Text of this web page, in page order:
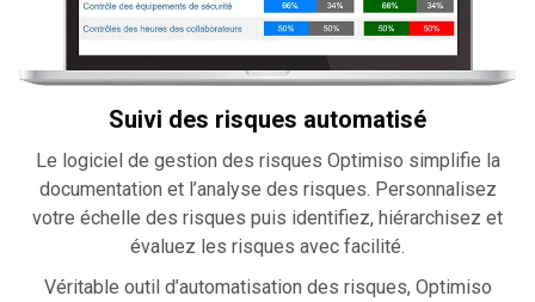
Suivi des risques automatisé
Le logiciel de gestion des risques Optimiso simplifie la
documentation et l’analyse des risques. Personnalisez
votre échelle des risques puis identifiez, hiérarchisez et
évaluez les risques avec facilité.
Véritable outil d’automatisation des risques, Optimiso